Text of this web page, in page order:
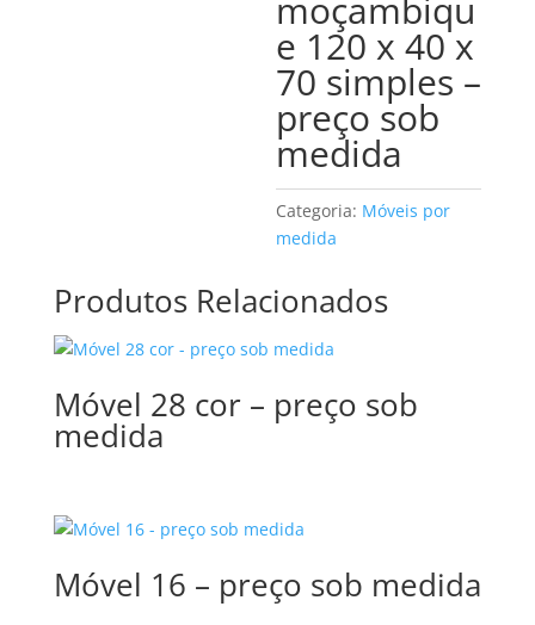
moçambiqu
e 120 x 40 x
70 simples –
preço sob
medida
Categoria: Móveis por
medida
Produtos Relacionados
Móvel 28 cor – preço sob
medida
Móvel 16 – preço sob medida